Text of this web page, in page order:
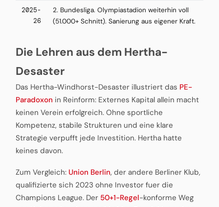
2025-
26
2. Bundesliga. Olympiastadion weiterhin voll
(51.000+ Schnitt). Sanierung aus eigener Kraft.
Die Lehren aus dem Hertha-
Desaster
Das Hertha-Windhorst-Desaster illustriert das PE-
Paradoxon in Reinform: Externes Kapital allein macht
keinen Verein erfolgreich. Ohne sportliche
Kompetenz, stabile Strukturen und eine klare
Strategie verpufft jede Investition. Hertha hatte
keines davon.
Zum Vergleich: Union Berlin, der andere Berliner Klub,
qualifizierte sich 2023 ohne Investor fuer die
Champions League. Der 50+1-Regel-konforme Weg